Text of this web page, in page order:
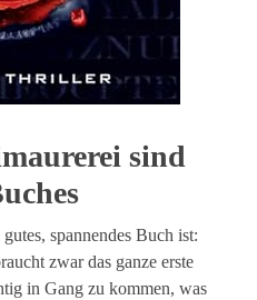
sind
spannendes Buch ist:
zwar das ganze erste
in Gang zu kommen, was